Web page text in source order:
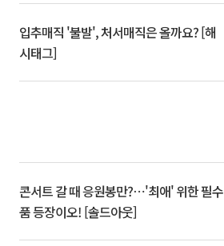
입추매직 '불발', 처서매직은 올까요? [해
시태그]
콘서트 갈 때 응원봉만?⋯'최애' 위한 필수
품 등장이오! [솔드아웃]